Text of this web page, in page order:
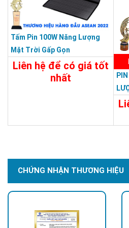
Tấm Pin 100W Năng Lượng
Mặt Trời Gấp Gọn
Liên hệ để có giá tốt
nhất
CHỨNG NHẬN THƯƠNG HIỆU